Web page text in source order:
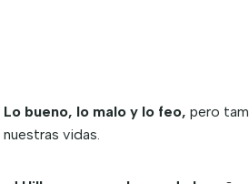
bueno, lo malo y lo feo, pero
vidas.